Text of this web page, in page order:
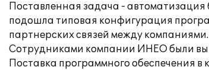
Поставленная задача - автоматизация
подошла типовая конфигурация
партнерских связей между компаниями.
Сотрудниками компании ИНЕО были
Поставка программного обеспечения в